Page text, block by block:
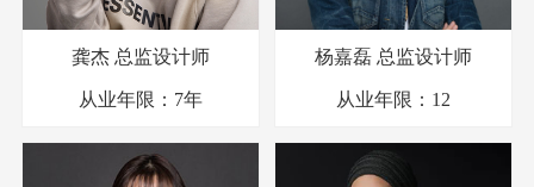
龚杰 总监设计师
从业年限： 7年
杨嘉磊 总监设计师
从业年限： 12